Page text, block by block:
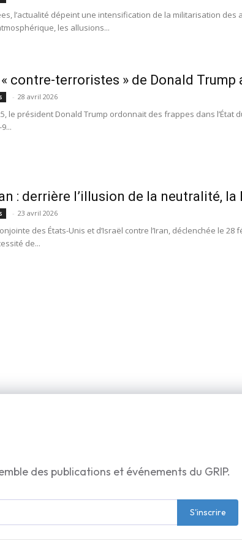
l’actualité dépeint une intensification de la militarisation des
les allusions...
contre-terroristes » de Donald Trump
- 28 avril 2026
le président Donald Trump ordonnait des frappes dans l’État
: derrière l’illusion de la neutralité,
- 23 avril 2026
des États-Unis et d’Israël contre l’Iran, déclenchée le
de...
des publications et événements du GRIP.
S'inscrire